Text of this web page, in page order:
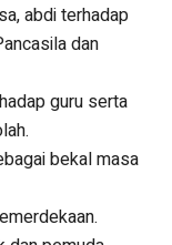
abdi terhadap
dan
guru serta
bekal masa